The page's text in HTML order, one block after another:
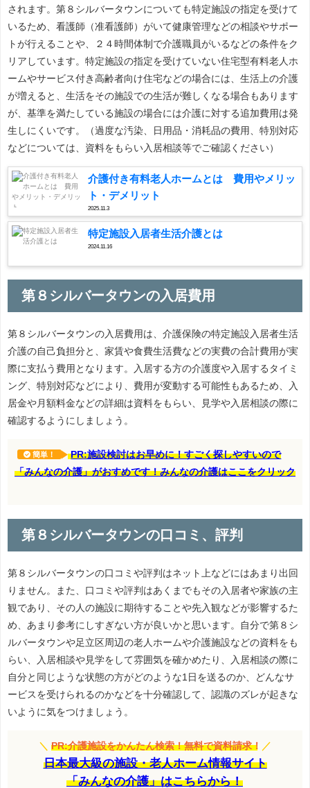
されます。第８シルバータウンについても特定施設の指定を受けて
いるため、看護師（准看護師）がいて健康管理などの相談やサポー
トが行えることや、２４時間体制で介護職員がいるなどの条件をク
リアしています。特定施設の指定を受けていない住宅型有料老人ホ
ームやサービス付き高齢者向け住宅などの場合には、生活上の介護
が増えると、生活をその施設での生活が難しくなる場合もあります
が、基準を満たしている施設の場合には介護に対する追加費用は発
生しにくいです。（過度な汚染、日用品・消耗品の費用、特別対応
などについては、資料をもらい入居相談等でご確認ください）
介護付き有料老人ホームとは 費用やメリッ
ト・デメリット
2025.11.3
特定施設入居者生活介護とは
2024.11.16
第８シルバータウンの入居費用
第８シルバータウンの入居費用は、介護保険の特定施設入居者生活
介護の自己負担分と、家賃や食費生活費などの実費の合計費用が実
際に支払う費用となります。入居する方の介護度や入居するタイミ
ング、特別対応などにより、費用が変動する可能性もあるため、入
居金や月額料金などの詳細は資料をもらい、見学や入居相談の際に
確認するようにしましょう。
簡単！
PR:施設検討はお早めに！すごく探しやすいので
「みんなの介護」がおすめです！みんなの介護はここをクリック
第８シルバータウンの口コミ、評判
第８シルバータウンの口コミや評判はネット上などにはあまり出回
りません。また、口コミや評判はあくまでもその入居者や家族の主
観であり、その人の施設に期待することや先入観などが影響するた
め、あまり参考にしすぎない方が良いかと思います。自分で第８シ
ルバータウンや足立区周辺の老人ホームや介護施設などの資料をも
らい、入居相談や見学をして雰囲気を確かめたり、入居相談の際に
自分と同じような状態の方がどのような1日を送るのか、どんなサ
ービスを受けられるのかなどを十分確認して、認識のズレが起きな
いように気をつけましょう。
＼ PR:介護施設をかんたん検索！無料で資料請求！ ／
日本最大級の施設・老人ホーム情報サイト
「みんなの介護」はこちらから！